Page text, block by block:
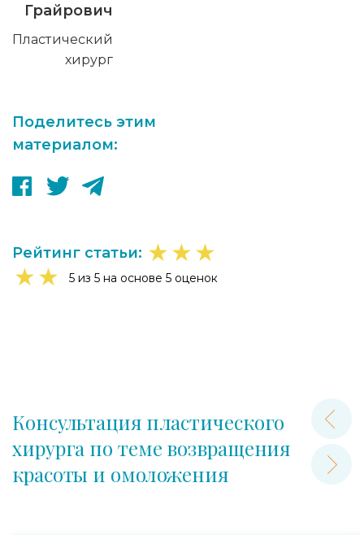
Грайрович
Пластический
хирург
Поделитесь этим
материалом:
Рейтинг статьи: ★★★
★★ 5 из 5 на основе 5 оценок
Консультация пластического
хирурга по теме возвращения
красоты и омоложения